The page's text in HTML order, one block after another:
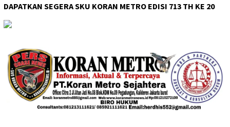
DAPATKAN SEGERA SKU KORAN METRO EDISI 713 TH KE 20